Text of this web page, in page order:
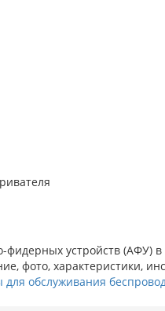
фидерных устройств (АФУ)
фото, характеристики,
обслуживания